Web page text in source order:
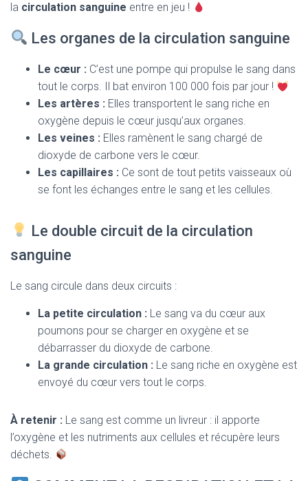
la circulation sanguine entre en jeu !
Les organes de la circulation sanguine
Le cœur : C’est une pompe qui propulse le sang dans
tout le corps. Il bat environ 100 000 fois par jour !
Les artères : Elles transportent le sang riche en
oxygène depuis le cœur jusqu’aux organes.
Les veines : Elles ramènent le sang chargé de
dioxyde de carbone vers le cœur.
Les capillaires : Ce sont de tout petits vaisseaux où
se font les échanges entre le sang et les cellules.
Le double circuit de la circulation
sanguine
Le sang circule dans deux circuits :
La petite circulation : Le sang va du cœur aux
poumons pour se charger en oxygène et se
débarrasser du dioxyde de carbone.
La grande circulation : Le sang riche en oxygène est
envoyé du cœur vers tout le corps.
À retenir : Le sang est comme un livreur : il apporte
l’oxygène et les nutriments aux cellules et récupère leurs
déchets.